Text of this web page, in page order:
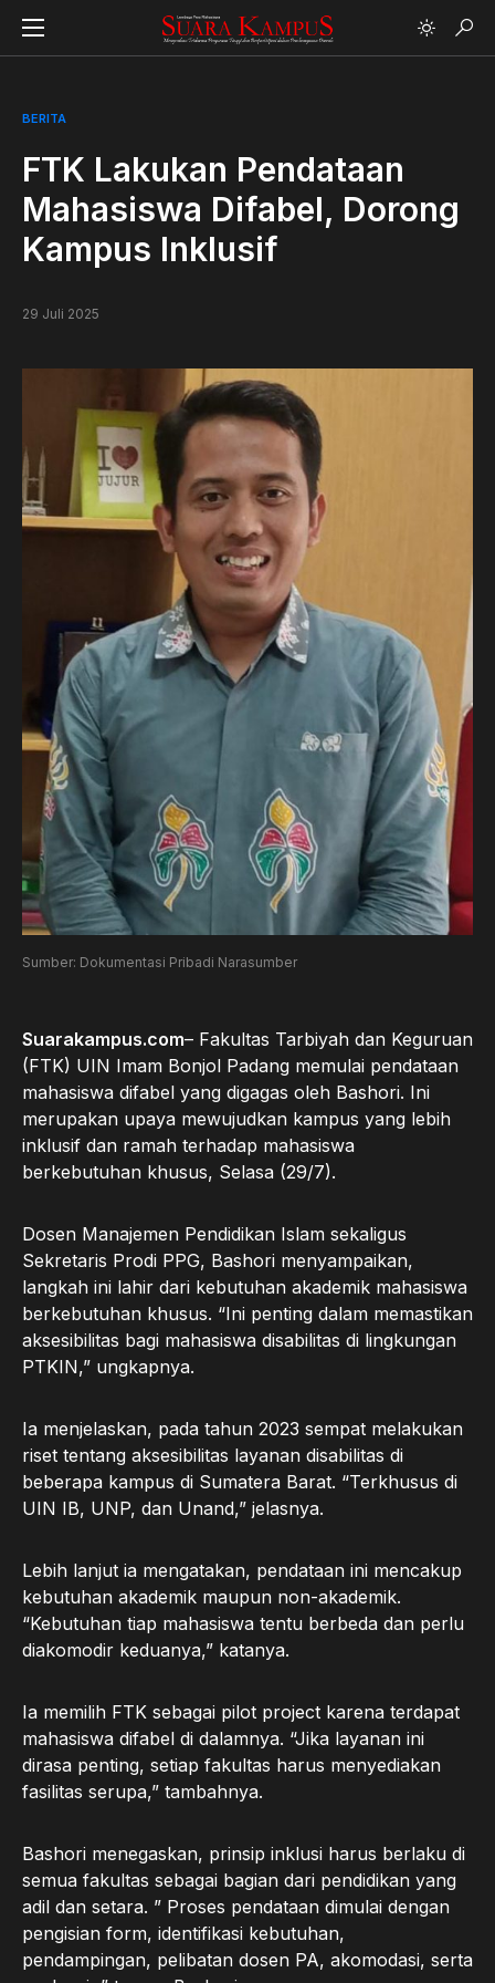
BERITA
FTK Lakukan Pendataan
Mahasiswa Difabel, Dorong
Kampus Inklusif
29 Juli 2025
Sumber: Dokumentasi Pribadi Narasumber
Suarakampus.com– Fakultas Tarbiyah dan Keguruan
(FTK) UIN Imam Bonjol Padang memulai pendataan
mahasiswa difabel yang digagas oleh Bashori. Ini
merupakan upaya mewujudkan kampus yang lebih
inklusif dan ramah terhadap mahasiswa
berkebutuhan khusus, Selasa (29/7).
Dosen Manajemen Pendidikan Islam sekaligus
Sekretaris Prodi PPG, Bashori menyampaikan,
langkah ini lahir dari kebutuhan akademik mahasiswa
berkebutuhan khusus. “Ini penting dalam memastikan
aksesibilitas bagi mahasiswa disabilitas di lingkungan
PTKIN,” ungkapnya.
Ia menjelaskan, pada tahun 2023 sempat melakukan
riset tentang aksesibilitas layanan disabilitas di
beberapa kampus di Sumatera Barat. “Terkhusus di
UIN IB, UNP, dan Unand,” jelasnya.
Lebih lanjut ia mengatakan, pendataan ini mencakup
kebutuhan akademik maupun non-akademik.
“Kebutuhan tiap mahasiswa tentu berbeda dan perlu
diakomodir keduanya,” katanya.
Ia memilih FTK sebagai pilot project karena terdapat
mahasiswa difabel di dalamnya. “Jika layanan ini
dirasa penting, setiap fakultas harus menyediakan
fasilitas serupa,” tambahnya.
Bashori menegaskan, prinsip inklusi harus berlaku di
semua fakultas sebagai bagian dari pendidikan yang
adil dan setara. ” Proses pendataan dimulai dengan
pengisian form, identifikasi kebutuhan,
pendampingan, pelibatan dosen PA, akomodasi, serta